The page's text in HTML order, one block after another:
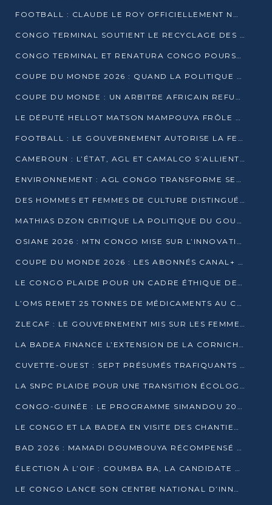
FOOTBALL : CLAUDE LE ROY OFFICIELLEMENT NOMMÉ SÉLECTIONNEUR DU CONGO
CONGO TERMINAL SOUTIENT LE RECYCLAGE DES DÉCHETS PLASTIQUES À POINTE-NOIRE
CONGO TERMINAL ET RENATURA CONGO POURSUIVENT LEUR COMBAT POUR LA BIODIVERSITÉ
COUPE DU MONDE 2026 : QUAND LA POLITIQUE MENACE L’UNIVERSALITÉ DU FOOTBALL
COUPE DU MONDE : UN ARBITRE AFRICAIN REFUSÉ À L’ENTRÉE DES ÉTATS-UNIS
LE DÉPUTÉ HELLOT MATSON MAMPOUYA FRÔLE LA MORT LORS D’UNE EMBUSCADE DZNS LE POOL
FOOTBALL : LE GOUVERNEMENT AUTORISE LA FECOFOOT À OCCUPER LES COMPLEXES SPORTIFS
CAMEROUN : L’ÉTAT, AGL ET CAMALCO S’ALLIENT POUR UN MÉGA-PROJET FERROVIAIRE
ENVIRONNEMENT : AGL CONGO TRANSFORME SES DÉCHETS EN OUTILS DE FORMATION
DES HOMMES ET FEMMES DE CULTURE DISTINGUÉS POUR LEUR ENGAGEMENT PAR BANTOU CULTURE
MATHIAS DZON CRITIQUE LA POLITIQUE DU GOUVERNEMENT ET ALERTE SUR LA DETTE DU CONGO
OSIANE 2026 : MTN CONGO MISE SUR L’INNOVATION POUR RELEVER LES DÉFIS AFRICAINS
COUPE DU MONDE 2026 : LES ABONNÉS CANAL+ AU CONGO DÉÇUS À QUELQUES JOURS DU COUP D’ENVOI
LE CONGO PLAIDE POUR UN CADRE ÉTHIQUE DE L’INTELLIGENCE ARTIFICIELLE À DAKAR
L’OMS REMET 25 TONNES DE MÉDICAMENTS AU CONGO POUR RENFORCER LA RIPOSTE AUX ÉPIDÉMIES
ZLECAF : LE GOUVERNEMENT MIS SUR LES FEMMES ENTREPRENEURES
LA BADEA FINANCE L’EXTENSION DE LA CORNICHE SUD DE BRAZZAVILLE
CUVETTE-OUEST : SEPT PRÉSUMÉS TRAFIQUANTS DE FAUNE INTERPELLÉS À EWO ET KELLÉ
LA SNPC PLAIDE POUR UNE TRANSITION ÉCOLOGIQUE PROGRESSIVE
CONGO-GUINÉE : LE PROGRAMME SIMANDOU 2040 AU CŒUR DES ÉCHANGES À LA BAD
LE CONGO ET LA BADEA EN VISITE DES CHANTIERS
BAD 2026 : MAMADI DOUMBOUYA RÉCOMPENSÉ PAR LE TROPHÉE BABACAR NDIAYE À BRAZZAVILLE
ÉLECTION À L’OIF : COUMBA BA, LA CANDIDATE DISCRÈTE QUI BOUSCULE LE JEU DIPLOMATIQUE
LE CONGO LANCE SON CENTRE NATIONAL D’INNOVATION